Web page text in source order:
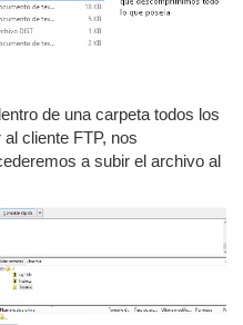
de una carpeta todos los
cliente FTP, nos
a subir el archivo al